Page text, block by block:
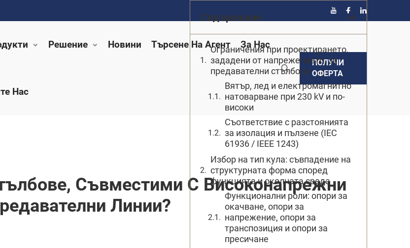
Решение Новини Търсене На Агент За Нас
Нас
ПОЛУЧИ
ОФЕРТА
Съвместими С Високонапрежни
Линии?
Съдържание
Ограничения при проектирането,
зададени от напрежението, за
предавателни стълбове
Вятър, лед и електромагнитно
натоварване при 230 kV и по-
високи
Съответствие с разстоянията
за изолация и пълзене (IEC
61936 / IEEE 1243)
Избор на тип кула: съвпадение на
структурната форма според
функцията и околната среда
Функционални роли: опори за
окачване, опори за
напрежение, опори за
транспозиция и опори за
пресичане